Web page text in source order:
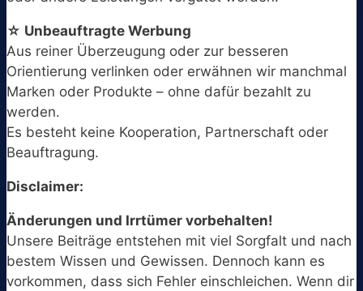
☆ Unbeauftragte Werbung
Aus reiner Überzeugung oder zur besseren
Orientierung verlinken oder erwähnen wir manchmal
Marken oder Produkte – ohne dafür bezahlt zu
werden.
Es besteht keine Kooperation, Partnerschaft oder
Beauftragung.
Disclaimer:
Änderungen und Irrtümer vorbehalten!
Unsere Beiträge entstehen mit viel Sorgfalt und nach
bestem Wissen und Gewissen. Dennoch kann es
vorkommen, dass sich Fehler einschleichen. Wenn dir